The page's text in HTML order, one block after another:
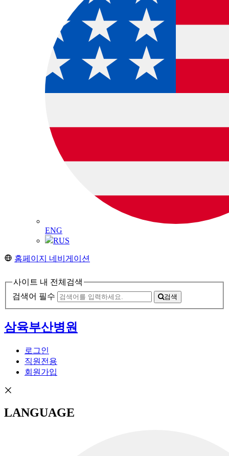
ENG
RUS
홈페이지 네비게이션
사이트 내 전체검색
검색어 필수
검색
삼육부산병원
로그인
직원전용
회원가입
LANGUAGE